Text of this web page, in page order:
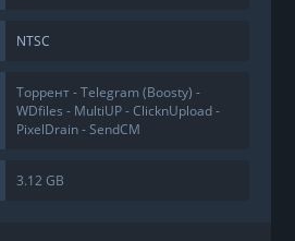
NTSC
Торрент - Telegram (Boosty) -
WDfiles - MultiUP - ClicknUpload -
PixelDrain - SendCM
3.12 GB